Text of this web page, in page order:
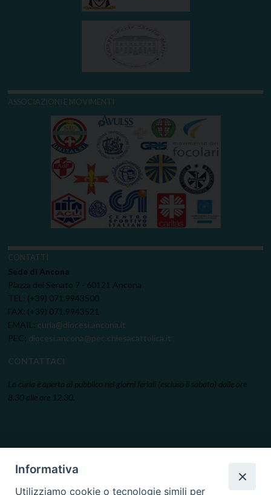
ASSOCIAZIONI E MOVIMENTI
CONTATTI
Sede di Ancona
Piazza del Senato 7 - 60121 Ancona
TEL: (+39) 071.9943500
FAX: (+39) 071.9943521
EMAIL: curia@diocesi.ancona.it
PEC: diocesi.ancona@pec.chiesacattolica.it
CONTATTACI
La curia è aperta al pubblico nei giorni feriali (escluso il sabato) dalle ore
8.30 alle ore 12.30.
Informativa
Utilizziamo cookie o tecnologie simili per